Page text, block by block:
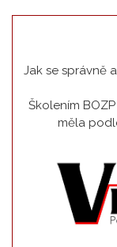
Jak se správně
Školením
měla